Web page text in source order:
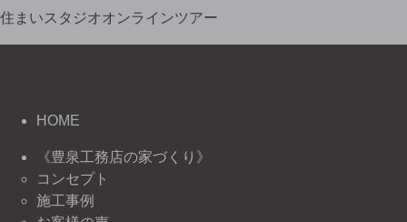
住まいスタジオオンラインツアー
HOME
《豊泉工務店の家づくり》
コンセプト
施工事例